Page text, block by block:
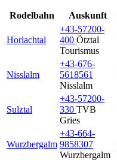
Rodelbahn Auskunft
Horlachtal
+43-57200-
400 Ötztal
Tourismus
Nisslalm
+43-676-
5618561
Nisslalm
Sulztal
+43-57200-
330 TVB
Gries
Wurzbergalm
+43-664-
9858307
Wurzbergalm